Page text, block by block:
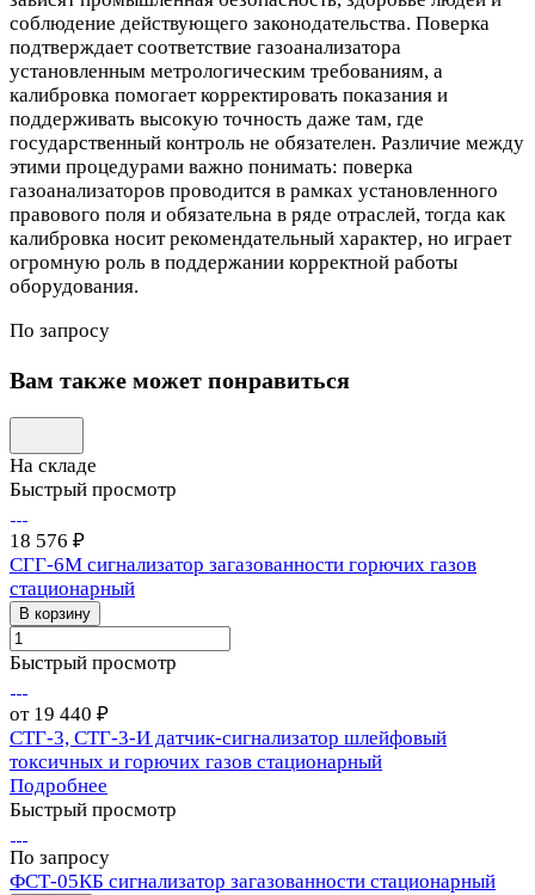
соблюдение действующего законодательства. Поверка
подтверждает соответствие газоанализатора
установленным метрологическим требованиям, а
калибровка помогает корректировать показания и
поддерживать высокую точность даже там, где
государственный контроль не обязателен. Различие между
этими процедурами важно понимать: поверка
газоанализаторов проводится в рамках установленного
правового поля и обязательна в ряде отраслей, тогда как
калибровка носит рекомендательный характер, но играет
огромную роль в поддержании корректной работы
оборудования.
По запросу
Вам также может понравиться
На складе
Быстрый просмотр
18 576 ₽
СГГ-6М сигнализатор загазованности горючих газов
стационарный
В корзину
Быстрый просмотр
от 19 440 ₽
СТГ-3, СТГ-3-И датчик-сигнализатор шлейфовый
токсичных и горючих газов стационарный
Подробнее
Быстрый просмотр
По запросу
ФСТ-05КБ сигнализатор загазованности стационарный